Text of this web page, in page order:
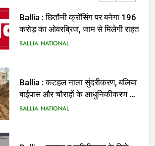
Ballia : छितौनी क्रॉसिंग पर बनेगा 196
करोड़ का ओवरब्रिज, जाम से मिलेगी राहत
BALLIA NATIONAL
Ballia : कटहल नाला सुंदरीकरण, बलिया
बाईपास और चौराहों के आधुनिकीकरण की
तैयारी तेज
BALLIA NATIONAL